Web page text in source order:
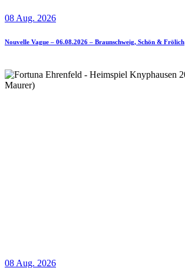
08 Aug. 2026
Nouvelle Vague – 06.08.2026 – Braunschweig, Schön & Frölich
08 Aug. 2026